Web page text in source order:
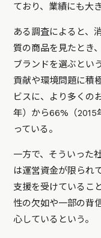
ており、業績にも大
ある調査によると、
質の商品を見たとき
ブランドを選ぶとい
貢献や環境問題に積
ビスに、より多くの
年）から66%（2015
っている。
一方で、そういった
は運営資金が限られ
支援を受けているこ
性の欠如や一部の背
心しているという。